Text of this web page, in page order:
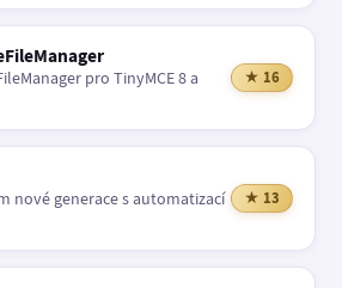
pro TinyMCE 8 a
★ 16
nové generace s automatizací
★ 13